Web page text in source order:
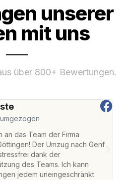
unserer
mit uns
über 800+ Bewertungen.
an das Team der Firma
Der Umzug nach Genf
dank der
des Teams. Ich kann
jedem uneingeschränkt